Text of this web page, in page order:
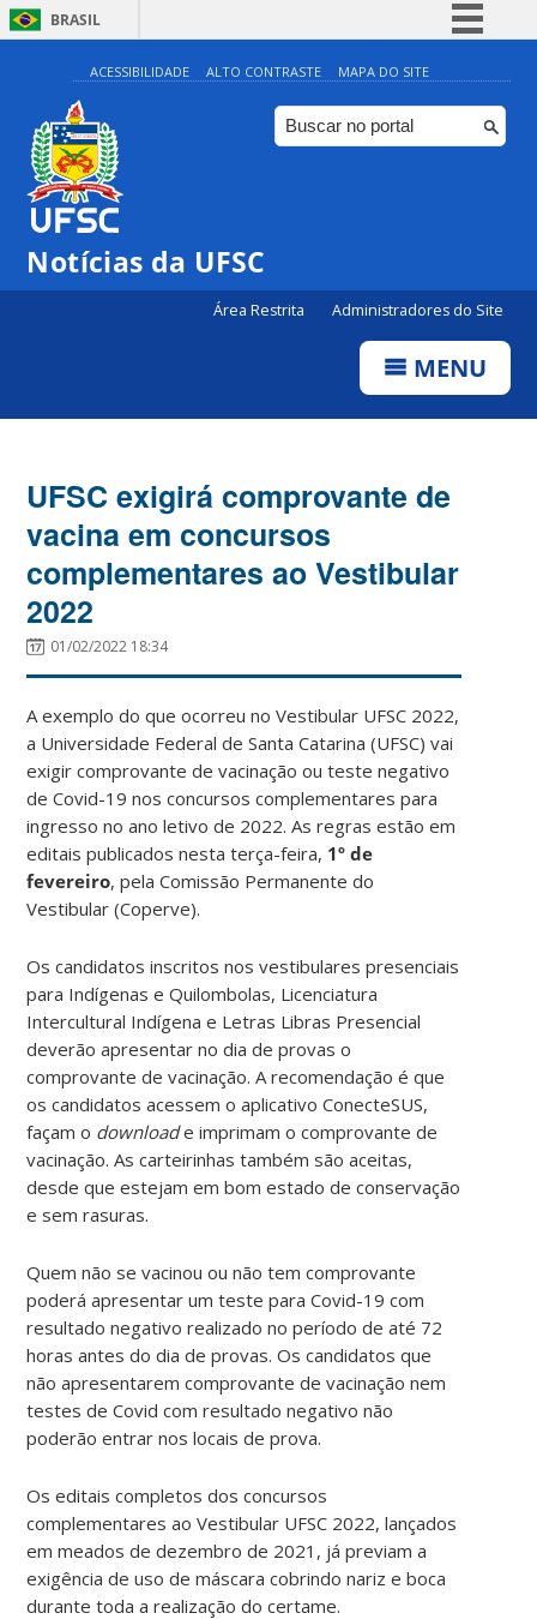
BRASIL
Simplifique!
Comunica BR
Participe
ACESSIBILIDADE ALTO CONTRASTE MAPA DO SITE
Notícias da UFSC
Área Restrita Administradores do Site
MENU
UFSC exigirá comprovante de
vacina em concursos
complementares ao Vestibular
2022
01/02/2022 18:34
A exemplo do que ocorreu no Vestibular UFSC 2022,
a Universidade Federal de Santa Catarina (UFSC) vai
exigir comprovante de vacinação ou teste negativo
de Covid-19 nos concursos complementares para
ingresso no ano letivo de 2022. As regras estão em
editais publicados nesta terça-feira, 1º de
fevereiro, pela Comissão Permanente do
Vestibular (Coperve).
Os candidatos inscritos nos vestibulares presenciais
para Indígenas e Quilombolas, Licenciatura
Intercultural Indígena e Letras Libras Presencial
deverão apresentar no dia de provas o
comprovante de vacinação. A recomendação é que
os candidatos acessem o aplicativo ConecteSUS,
façam o downloade imprimam o comprovante de
vacinação. As carteirinhas também são aceitas,
desde que estejam em bom estado de conservação
e sem rasuras.
Quem não se vacinou ou não tem comprovante
poderá apresentar um teste para Covid-19 com
resultado negativo realizado no período de até 72
horas antes do dia de provas. Os candidatos que
não apresentarem comprovante de vacinação nem
testes de Covid com resultado negativo não
poderão entrar nos locais de prova.
Os editais completos dos concursos
complementares ao Vestibular UFSC 2022, lançados
em meados de dezembro de 2021, já previam a
exigência de uso de máscara cobrindo nariz e boca
durante toda a realização do certame.